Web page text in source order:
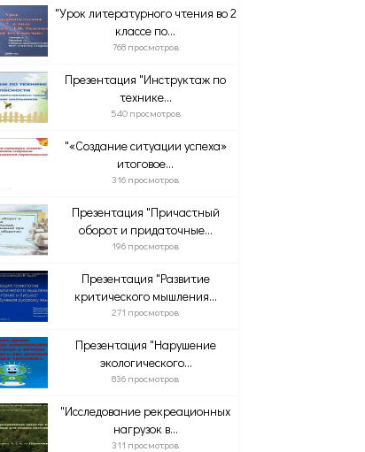
"Урок литературного чтения во 2
классе по...
768 просмотров
Презентация "Инструктаж по
технике...
540 просмотров
"«Создание ситуации успеха»
итоговое...
316 просмотров
Презентация "Причастный
оборот и придаточные...
196 просмотров
Презентация "Развитие
критического мышления...
271 просмотров
Презентация "Нарушение
экологического...
836 просмотров
"Исследование рекреационных
нагрузок в...
311 просмотров